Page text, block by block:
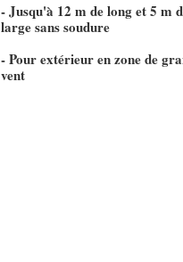
- Jusqu'à 12 m de long et 5 m
large sans soudure
- Pour extérieur en zone de
vent